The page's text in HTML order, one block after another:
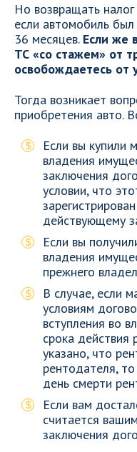
Но возвращать
если автомобиль
36 месяцев. Если же
ТС «со стажем» от
освобождаетесь от
Тогда возникает
приобретения авто.
Если вы купили
владения
заключения
условии, что
действующему
Если вы
владения
прежнего
В случае, если
условиям
вступления во
срока действия
указано, что
рентодателя,
день смерти
Если вам
считается
заключения